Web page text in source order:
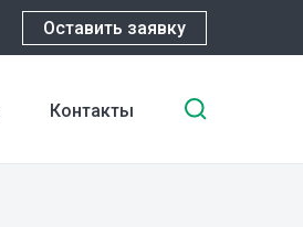
Оставить заявку
Контакты